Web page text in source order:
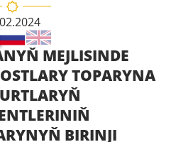
MEJLISINDE
TOPARYNA
BIRINJI